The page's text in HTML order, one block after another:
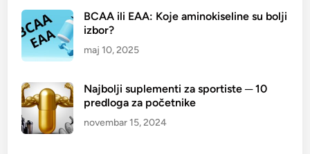
o
č
e
t
i
k
e
BCAA ili EAA: Koje aminokiseline su bolji
izbor?
maj 10, 2025
Najbolji suplementi za sportiste ─ 10
predloga za početnike
novembar 15, 2024